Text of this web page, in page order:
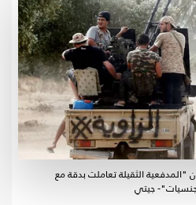
"المدفعية الثقيلة تعاملت بدقة مع
جيتي